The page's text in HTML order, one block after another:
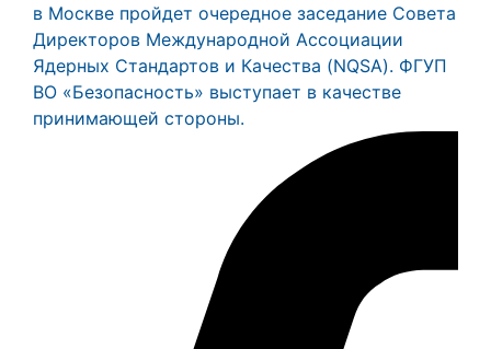
в Москве пройдет очередное заседание Совета
Директоров Международной Ассоциации
Ядерных Стандартов и Качества (NQSA). ФГУП
ВО «Безопасность» выступает в качестве
принимающей стороны.